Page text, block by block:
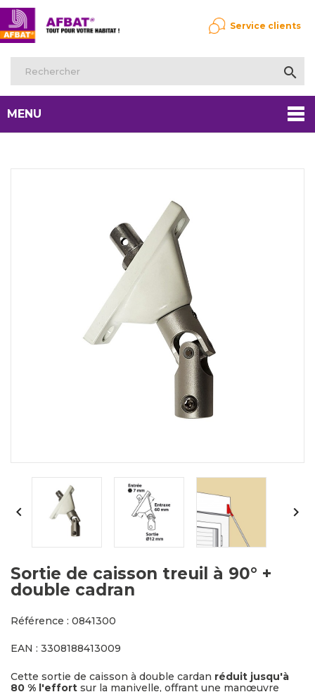

Service clients
MENU
 
Sortie de caisson treuil à 90° +
double cadran
Référence : 0841300
EAN : 3308188413009
Cette sortie de caisson à double cardan réduit jusqu'à
80 % l'effort sur la manivelle, offrant une manœuvre